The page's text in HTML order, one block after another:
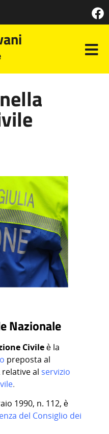
Nazionale
Civileè la
preposta al
al servizio
.
1990, n. 112, è
del Consiglio dei